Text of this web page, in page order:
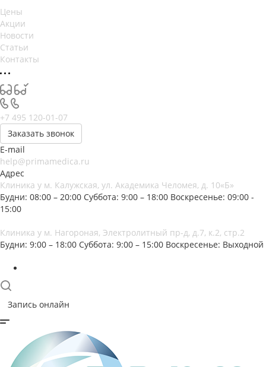
Цены
Акции
Новости
Статьи
Контакты
+7 495 120-01-07
Заказать звонок
E-mail
help@primamedica.ru
Адрес
Клиника у м. Калужская, ул. Академика Челомея, д. 10«Б»
Будни: 08:00 – 20:00 Суббота: 9:00 – 18:00 Воскресенье: 09:00 -
15:00
Клиника у м. Нагороная, Электролитный пр-д, д.7, к.2, стр.2
Будни: 9:00 – 18:00 Суббота: 9:00 – 15:00 Воскресенье: Выходной
Запись онлайн